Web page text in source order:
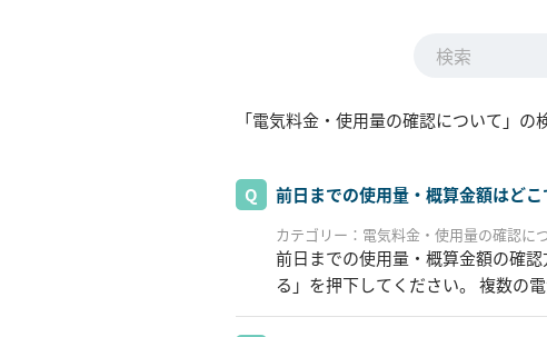
「電気料金・使用量の確認について」の
前日までの使用量・概算金額はど
カテゴリー：電気料金・使用量の確認に
前日までの使用量・概算金額の確
る」を押下してください。 複数の